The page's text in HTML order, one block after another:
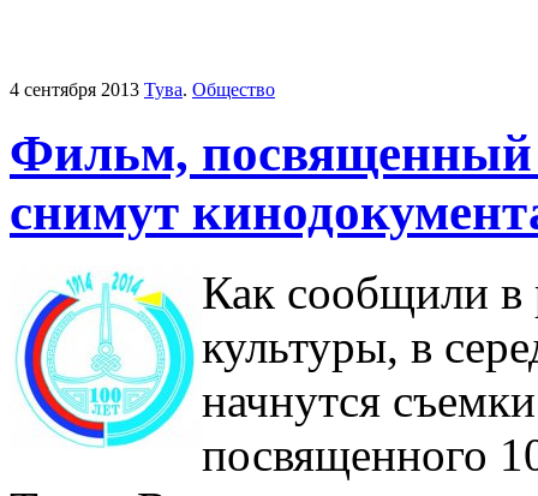
4 сентября 2013 Тува. Общество
Фильм, посвященный
снимут
Как сообщили в
культуры, в
начнутся
посвященного